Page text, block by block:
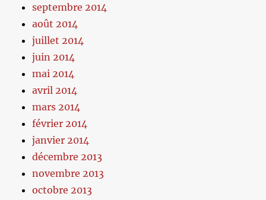
septembre 2014
août 2014
juillet 2014
juin 2014
mai 2014
avril 2014
mars 2014
février 2014
janvier 2014
décembre 2013
novembre 2013
octobre 2013